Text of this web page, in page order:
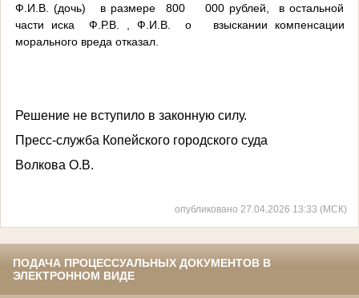
Ф.И.В. (дочь) в размере 800 000 рублей, в остальной
части иска Ф.Р.В. , Ф.И.В. о взыскании компенсации
морального вреда отказал.
Решение не вступило в законную силу.
Пресс-служба Копейского городского суда
Волкова О.В.
опубликовано 27.04.2026 13:33 (МСК)
ПОДАЧА ПРОЦЕССУАЛЬНЫХ ДОКУМЕНТОВ В
ЭЛЕКТРОННОМ ВИДЕ